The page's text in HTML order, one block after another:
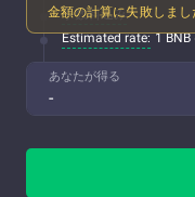
金額の計算に失敗しまし
手数料込み
Estimated rate: 1 BNB
あなたが得る